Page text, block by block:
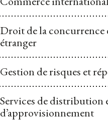
Droit de la concurrence
étranger
Gestion de risques et
Services de distribution
d’approvisionnement